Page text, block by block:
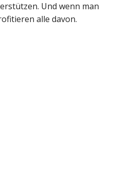
Und wenn man
alle davon.